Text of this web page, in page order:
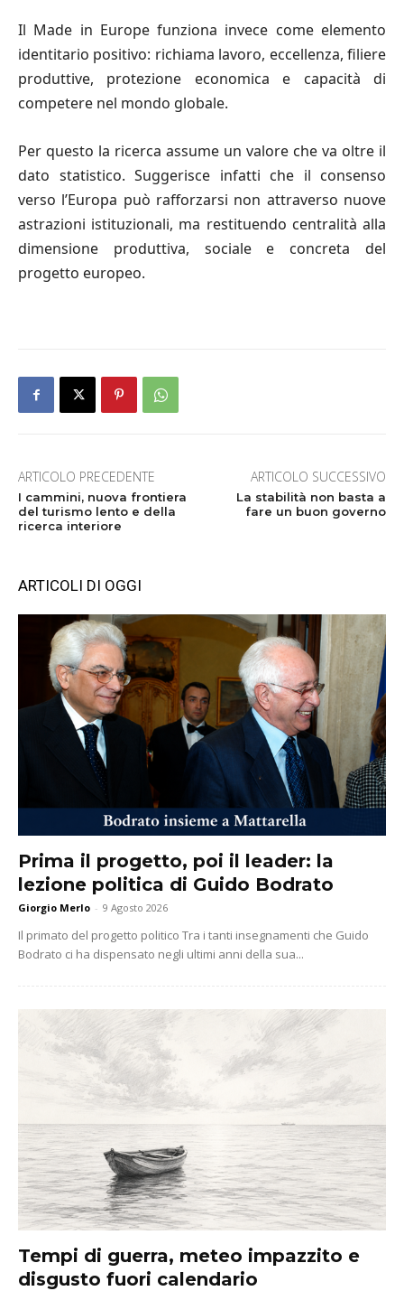
Il Made in Europe funziona invece come elemento
identitario positivo: richiama lavoro, eccellenza, filiere
produttive, protezione economica e capacità di
competere nel mondo globale.
Per questo la ricerca assume un valore che va oltre il
dato statistico. Suggerisce infatti che il consenso
verso l’Europa può rafforzarsi non attraverso nuove
astrazioni istituzionali, ma restituendo centralità alla
dimensione produttiva, sociale e concreta del
progetto europeo.
ARTICOLO PRECEDENTE
I cammini, nuova frontiera
del turismo lento e della
ricerca interiore
ARTICOLO SUCCESSIVO
La stabilità non basta a
fare un buon governo
ARTICOLI DI OGGI
Prima il progetto, poi il leader: la
lezione politica di Guido Bodrato
Giorgio Merlo - 9 Agosto 2026
Il primato del progetto politico Tra i tanti insegnamenti che Guido
Bodrato ci ha dispensato negli ultimi anni della sua...
Tempi di guerra, meteo impazzito e
disgusto fuori calendario